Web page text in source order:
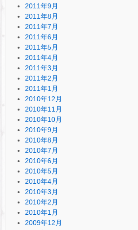
2011年9月
2011年8月
2011年7月
2011年6月
2011年5月
2011年4月
2011年3月
2011年2月
2011年1月
2010年12月
2010年11月
2010年10月
2010年9月
2010年8月
2010年7月
2010年6月
2010年5月
2010年4月
2010年3月
2010年2月
2010年1月
2009年12月